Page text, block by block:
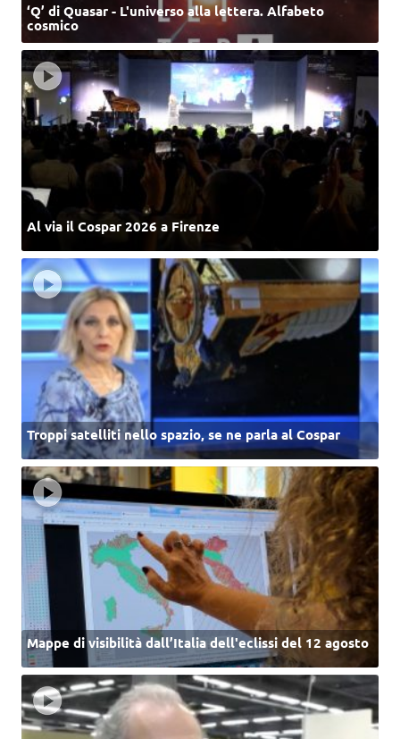
‘Q’ di Quasar - L'universo alla lettera. Alfabeto
cosmico
Al via il Cospar 2026 a Firenze
Troppi satelliti nello spazio, se ne parla al Cospar
Mappe di visibilità dall’Italia dell'eclissi del 12 agosto